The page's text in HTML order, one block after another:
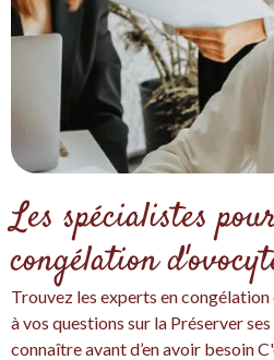
Les spécialistes
congélation
Trouvez les experts en
à vos questions sur la Préserver
connaître avant d’en avoir besoin